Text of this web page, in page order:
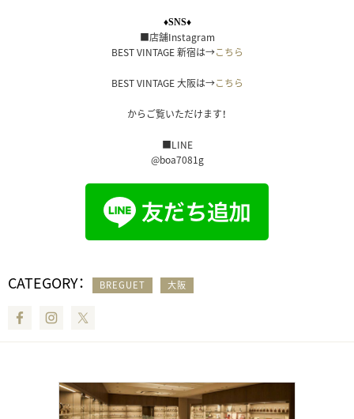
♦SNS♦
■店舗Instagram
BEST VINTAGE 新宿は→こちら
BEST VINTAGE 大阪は→こちら
からご覧いただけます！
■LINE
@boa7081g
CATEGORY： BREGUET 大阪
FacebookInstagram